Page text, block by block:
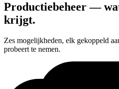
Productiebeheer —
krijgt.
Zes mogelijkheden, elk gekoppeld
probeert te nemen.